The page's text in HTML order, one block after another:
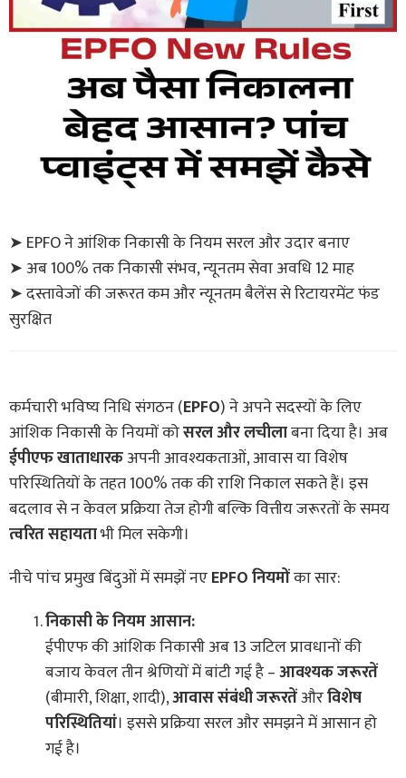
➤ EPFO ने आंशिक निकासी के नियम सरल और उदार बनाए
➤ अब 100% तक निकासी संभव, न्यूनतम सेवा अवधि 12 माह
➤ दस्तावेजों की जरूरत कम और न्यूनतम बैलेंस से रिटायरमेंट फंड
सुरक्षित
कर्मचारी भविष्य निधि संगठन (EPFO) ने अपने सदस्यों के लिए
आंशिक निकासी के नियमों कोसरल और लचीलाबना दिया है। अब
ईपीएफ खाताधारकअपनी आवश्यकताओं, आवास या विशेष
परिस्थितियों के तहत 100% तक की राशि निकाल सकते हैं। इस
बदलाव से न केवल प्रक्रिया तेज होगी बल्कि वित्तीय जरूरतों के समय
त्वरित सहायताभी मिल सकेगी।
नीचे पांच प्रमुख बिंदुओं में समझें नएEPFO नियमोंका सार:
निकासी के नियम आसान:
ईपीएफ की आंशिक निकासी अब 13 जटिल प्रावधानों की
बजाय केवल तीन श्रेणियों में बांटी गई है –आवश्यक जरूरतें
(बीमारी, शिक्षा, शादी),आवास संबंधी जरूरतेंऔरविशेष
परिस्थितियां। इससे प्रक्रिया सरल और समझने में आसान हो
गई है।